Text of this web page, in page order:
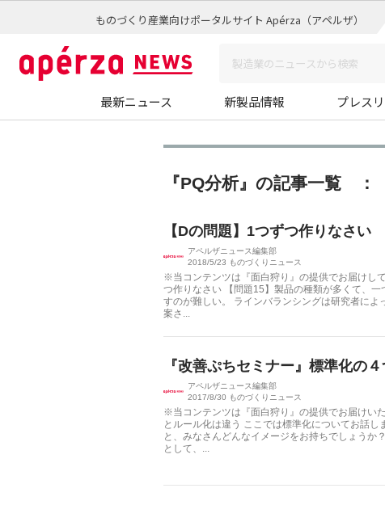
ものづくり産業向けポータルサイト Apérza（アペルザ）
最新ニュース 新製品情報 プレス
『PQ分析』の記事一覧
【Dの問題】1つずつ作りなさい
アペルザニュース編集部
2018/5/23 ものづくりニュース
※当コンテンツは『面白狩り』の提供でお届けし
つ作りなさい 【問題15】製品の種類が多くて、一
すのが難しい。 ラインバランシングは研究者によ
案さ...
『改善ぷちセミナー』標準化の４
アペルザニュース編集部
2017/8/30 ものづくりニュース
※当コンテンツは『面白狩り』の提供でお届けい
とルール化は違う ここでは標準化についてお話し
と、みなさんどんなイメージをお持ちでしょうか
として、...